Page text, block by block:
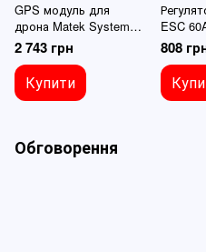
GPS модуль для
дрона Matek Systems
M10Q-5883 GNSS,
20X20X12.4mm, 8 грам,
компас QMC5883
2 743 грн
Купити
ESC
Mamba
6S
дронів
808
Обговорення